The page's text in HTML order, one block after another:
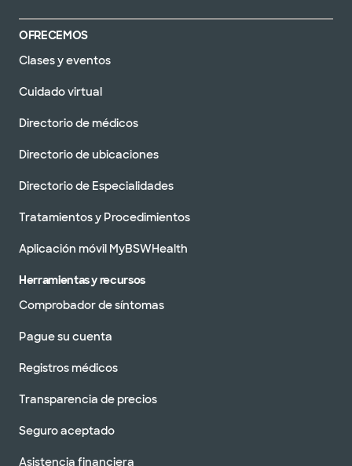
OFRECEMOS
Clases y eventos
Cuidado virtual
Directorio de médicos
Directorio de ubicaciones
Directorio de Especialidades
Tratamientos y Procedimientos
Aplicación móvil MyBSWHealth
Herramientas y recursos
Comprobador de síntomas
Pague su cuenta
Registros médicos
Transparencia de precios
Seguro aceptado
Asistencia financiera